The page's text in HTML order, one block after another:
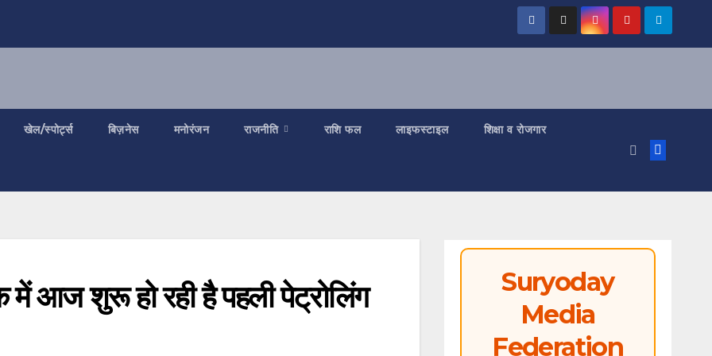
खेल/स्पोर्ट्स बिज़नेस मनोरंजन राजनीति राशि फल लाइफस्टाइल शिक्षा व रोजगार
आज शुरू हो रही है पहली पेट्रोलिंग
Suryoday
Media
Federation